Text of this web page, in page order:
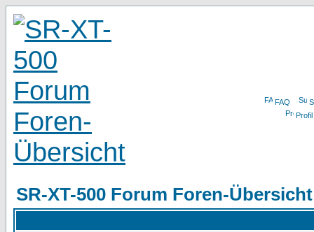
FAQ
Profil
SR-XT-500 Forum Foren-Übersicht